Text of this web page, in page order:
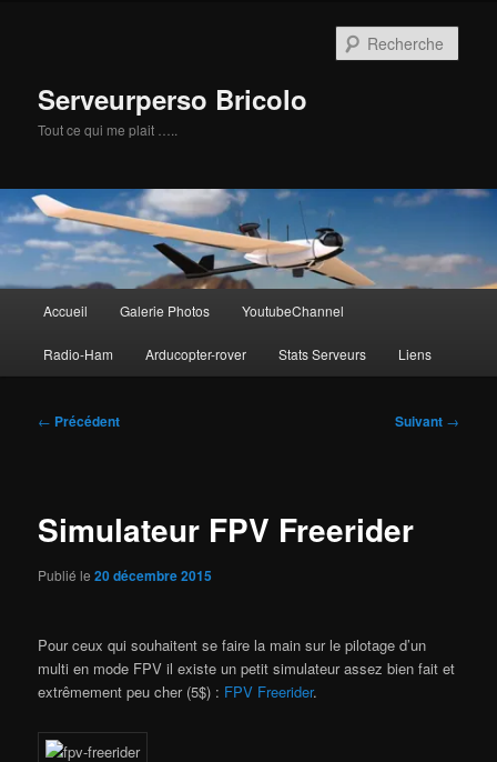
Serveurperso Bricolo
Tout ce qui me plait …..
Accueil Galerie Photos YoutubeChannel
Radio-Ham Arducopter-rover Stats Serveurs Liens
Navigation
← Précédent Suivant →
Simulateur FPV Freerider
Publié le20 décembre 2015
Pour ceux qui souhaitent se faire la main sur le pilotage d’un
multi en mode FPV il existe un petit simulateur assez bien fait et
extrêmement peu cher (5$) : FPV Freerider.